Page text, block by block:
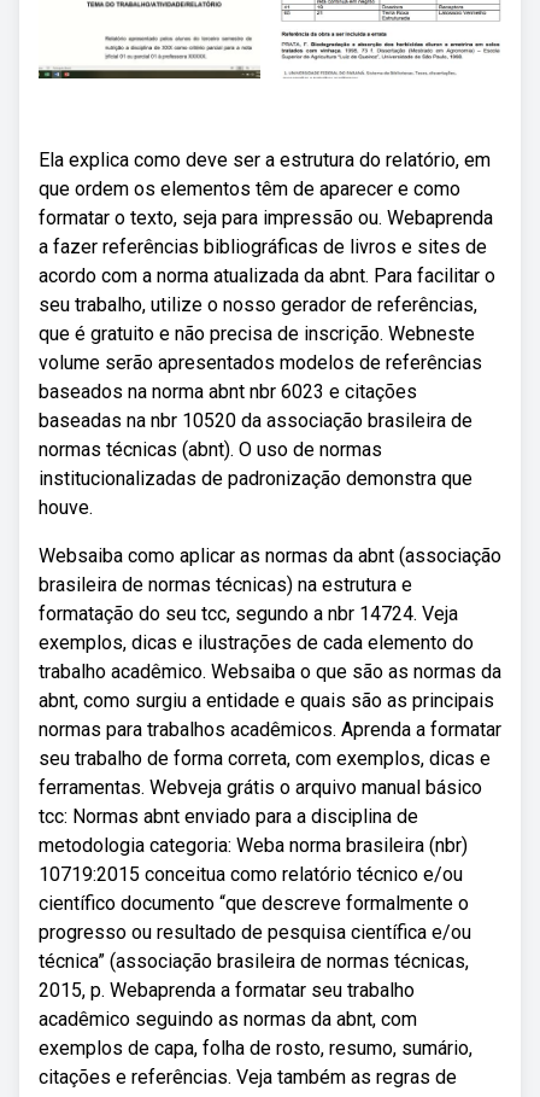
Ela explica como deve ser a estrutura do relatório, em
que ordem os elementos têm de aparecer e como
formatar o texto, seja para impressão ou. Webaprenda
a fazer referências bibliográficas de livros e sites de
acordo com a norma atualizada da abnt. Para facilitar o
seu trabalho, utilize o nosso gerador de referências,
que é gratuito e não precisa de inscrição. Webneste
volume serão apresentados modelos de referências
baseados na norma abnt nbr 6023 e citações
baseadas na nbr 10520 da associação brasileira de
normas técnicas (abnt). O uso de normas
institucionalizadas de padronização demonstra que
houve.
Websaiba como aplicar as normas da abnt (associação
brasileira de normas técnicas) na estrutura e
formatação do seu tcc, segundo a nbr 14724. Veja
exemplos, dicas e ilustrações de cada elemento do
trabalho acadêmico. Websaiba o que são as normas da
abnt, como surgiu a entidade e quais são as principais
normas para trabalhos acadêmicos. Aprenda a formatar
seu trabalho de forma correta, com exemplos, dicas e
ferramentas. Webveja grátis o arquivo manual básico
tcc: Normas abnt enviado para a disciplina de
metodologia categoria: Weba norma brasileira (nbr)
10719:2015 conceitua como relatório técnico e/ou
científico documento “que descreve formalmente o
progresso ou resultado de pesquisa científica e/ou
técnica” (associação brasileira de normas técnicas,
2015, p. Webaprenda a formatar seu trabalho
acadêmico seguindo as normas da abnt, com
exemplos de capa, folha de rosto, resumo, sumário,
citações e referências. Veja também as regras de